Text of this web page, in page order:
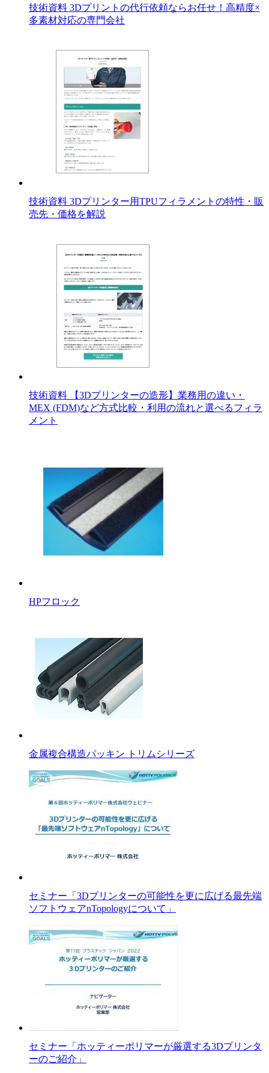
技術資料 3Dプリントの代行依頼ならお任せ！高精度×
多素材対応の専門会社
技術資料 3Dプリンター用TPUフィラメントの特性・販
売先・価格を解説
技術資料 【3Dプリンターの造形】業務用の違い・
MEX (FDM)など方式比較・利用の流れと選べるフィラ
メント
HPフロック
金属複合構造パッキン トリムシリーズ
セミナー「3Dプリンターの可能性を更に広げる最先端
ソフトウェアnTopologyについて」
セミナー「ホッティーポリマーが厳選する3Dプリンタ
ーのご紹介」